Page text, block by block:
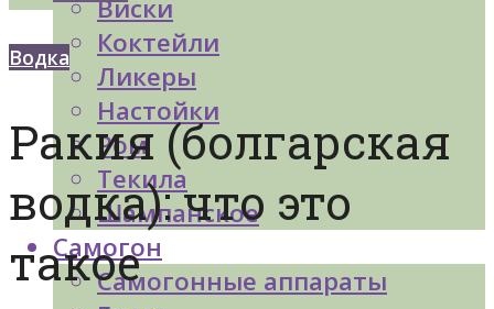
Виски
Коктейли
Ликеры
Настойки
Ром
Текила
Шампанское
Самогон
Самогонные аппараты
Водка
Ракия (болгарская
водка): что это
такое